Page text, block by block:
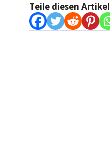
Teile diesen Artikel